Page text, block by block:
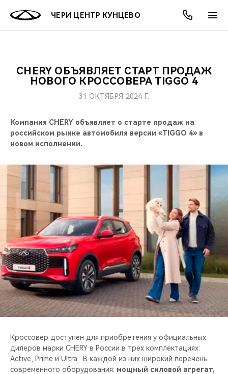
ЧЕРИ ЦЕНТР КУНЦЕВО
МОДЕЛИ
КРОССОВЕРЫ
СЕДАНЫ
ПОКУПАТЕЛЯМ
КРЕДИТ И СТРАХОВАНИЕ
ВЛАДЕЛЬЦАМ
ЗАПЧАСТИ И АКСЕССУАРЫ
CHERY CONNECT
МИР CHERY
О БРЕНДЕ
ЛЮДИ CHERY
БЛАГОТВОРИТЕЛЬНОСТЬ
CHERY REMOTE
CHERY И СПОРТ
НАШИ МЕРОПРИЯТИЯ
ВИДЕООБЗОРЫ
CHERY ДЛЯ ДЕТЕЙ
АКЦИИ
ОНЛАЙН СЕРВИСЫ
КРЕДИТ
О КОМПАНИИ
МЫ В СОЦСЕТЯХ
CHERY ОБЪЯВЛЯЕТ СТАРТ ПРОДАЖ
НОВОГО КРОССОВЕРА TIGGO 4
31 ОКТЯБРЯ 2024 Г.
Компания CHERY объявляет о старте продаж на
российском рынке автомобиля версии «TIGGO 4» в
новом исполнении.
Кроссовер доступен для приобретения у официальных
дилеров марки CHERY в России в трех комплектациях:
Active, Prime и Ultra. В каждой из них широкий перечень
современного оборудования: мощный силовой агрегат,